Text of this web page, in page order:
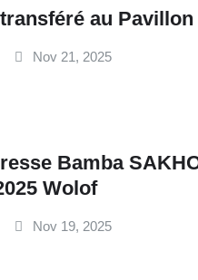
au
Nov 21, 2025
Bamba
Wolof
Nov 19, 2025